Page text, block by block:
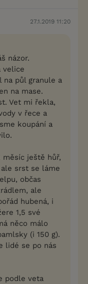
27.1.2019 11:20
názor.
velice
na půl granule a
na mase.
Vet mi řekla,
v řece a
koupání a
ještě hůř,
srst se láme
občas
ale
hubená, i
1,5 své
něco málo
(i 150 g).
lidé se po nás
podle veta